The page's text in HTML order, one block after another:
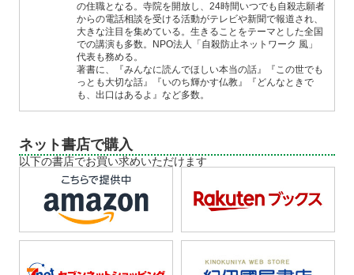
の住職となる。寺院を開放し、24時間いつでも自殺志願者
からの電話相談を受ける活動がテレビや新聞で報道され、
大きな注目を集めている。生きることをテーマとした全国
での講演も多数。NPO法人「自殺防止ネットワーク 風」
代表も務める。
著書に、『みんなに読んでほしい本当の話』『この世でも
っとも大切な話』『いのち輝かす仏教』『どんなときで
も、出口はあるよ』など多数。
ネット書店で購入
以下の書店でお買い求めいただけます